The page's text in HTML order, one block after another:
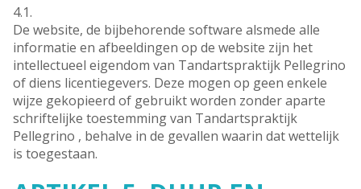
4.1.
De website, de bijbehorende software alsmede alle
informatie en afbeeldingen op de website zijn het
intellectueel eigendom van Tandartspraktijk Pellegrino
of diens licentiegevers. Deze mogen op geen enkele
wijze gekopieerd of gebruikt worden zonder aparte
schriftelijke toestemming van Tandartspraktijk
Pellegrino , behalve in de gevallen waarin dat wettelijk
is toegestaan.